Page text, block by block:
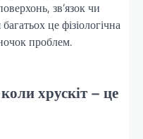
зв’язок чи
це фізіологічна
проблем.
хрускіт – це